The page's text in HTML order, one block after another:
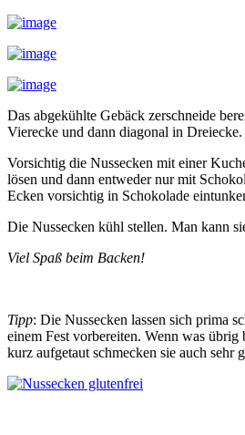
Das abgekühlte Gebäck zerschneide
Vierecke und dann diagonal in Dreiecke.
Vorsichtig die Nussecken mit einer
lösen und dann entweder nur mit
Ecken vorsichtig in Schokolade
Die Nussecken kühl stellen. Man kann
Viel Spaß beim Backen!
Tipp: Die Nussecken lassen sich prima
einem Fest vorbereiten. Wenn was
kurz aufgetaut schmecken sie auch sehr